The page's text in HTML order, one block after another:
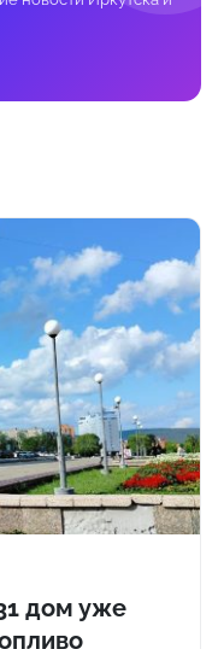
дом уже